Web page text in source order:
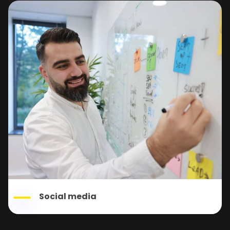
Social media